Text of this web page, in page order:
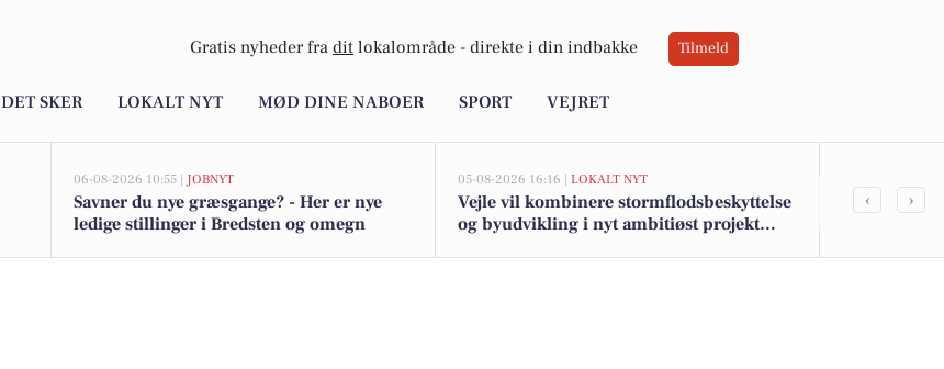
Gratis nyheder fra dit lokalområde - direkte i din indbakke Tilmeld
DET SKER LOKALT NYT MØD DINE NABOER SPORT VEJRET
06-08-2026 10:55 | JOBNYT
Savner du nye græsgange? - Her er nye
ledige stillinger i Bredsten og omegn
05-08-2026 16:16 | LOKALT NYT
Vejle vil kombinere stormflodsbeskyttelse
og byudvikling i nyt ambitiøst projekt
Top 6 over
‹ ›